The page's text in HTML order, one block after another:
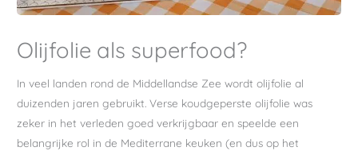
Olijfolie als superfood?
In veel landen rond de Middellandse Zee wordt olijfolie al
duizenden jaren gebruikt. Verse koudgeperste olijfolie was
zeker in het verleden goed verkrijgbaar en speelde een
belangrijke rol in de Mediterrane keuken (en dus op het